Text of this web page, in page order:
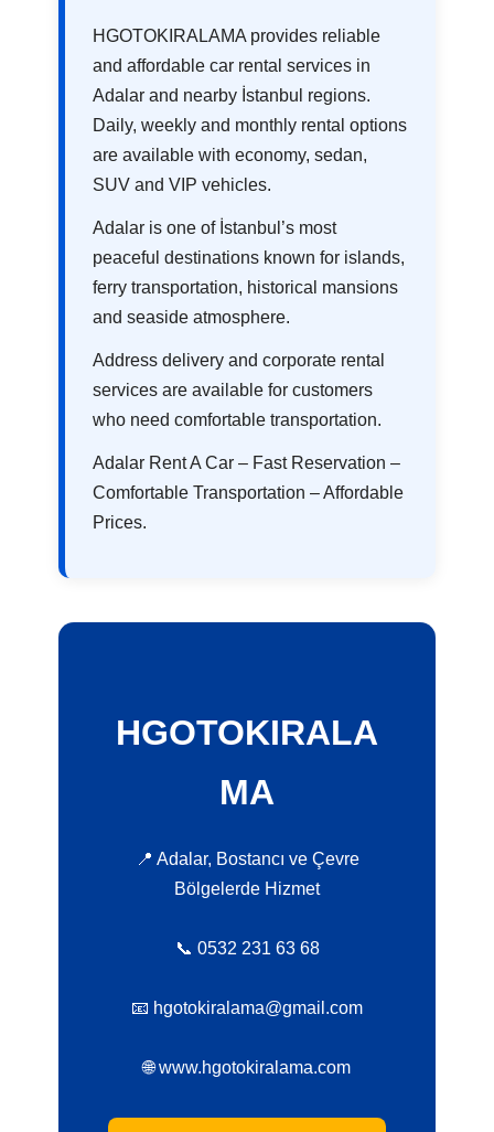
HGOTOKIRALAMA provides reliable
and affordable car rental services in
Adalar and nearby İstanbul regions.
Daily, weekly and monthly rental options
are available with economy, sedan,
SUV and VIP vehicles.
Adalar is one of İstanbul’s most
peaceful destinations known for islands,
ferry transportation, historical mansions
and seaside atmosphere.
Address delivery and corporate rental
services are available for customers
who need comfortable transportation.
Adalar Rent A Car – Fast Reservation –
Comfortable Transportation – Affordable
Prices.
HGOTOKIRALA
MA
📍 Adalar, Bostancı ve Çevre
Bölgelerde Hizmet
📞 0532 231 63 68
📧 hgotokiralama@gmail.com
🌐 www.hgotokiralama.com